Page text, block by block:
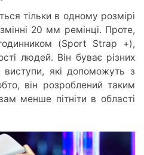
тільки в одному розмірі
20 мм ремінці. Проте,
(Sport Strap +),
людей. Він буває різних
виступи, які допоможуть з
він розроблений таким
менше пітніти в області